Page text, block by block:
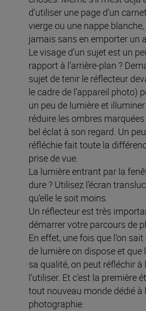
d’utiliser une page d’un
vierge ou une nappe
jamais sans en emporter un
Le visage d’un sujet est un
rapport à l’arrière-plan ?
sujet de tenir le réflecteur
le cadre de l’appareil photo)
un peu de lumière et
réduire les ombres
bel éclat à son regard. Un
réfléchie fait toute la
prise de vue.
La lumière entrant par la
dure ? Utilisez l’écran
qu’elle le soit moins.
Un réflecteur est très
démarrer votre parcours de
En effet, une fois que l’on
de lumière on dispose et que
sa qualité, on peut réfléchir à
l’utiliser. Et c’est la première
tout nouveau monde dédié à
photographie.